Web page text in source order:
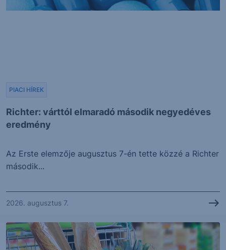
Richter: várttól elmaradó második negyedéves
eredmény
PIACI HÍREK
Az Erste elemzője augusztus 7-én tette közzé a Richter
második...
2026. augusztus 7.